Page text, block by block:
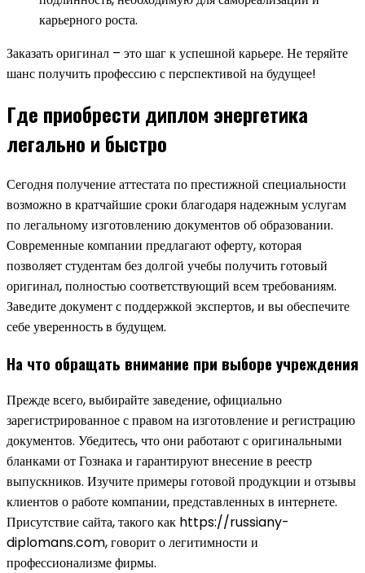
карьерного роста.
Заказать оригинал – это шаг к успешной карьере. Не теряйте
шанс получить профессию с перспективой на будущее!
Где приобрести диплом энергетика
легально и быстро
Сегодня получение аттестата по престижной специальности
возможно в кратчайшие сроки благодаря надежным услугам
по легальному изготовлению документов об образовании.
Современные компании предлагают оферту, которая
позволяет студентам без долгой учебы получить готовый
оригинал, полностью соответствующий всем требованиям.
Заведите документ с поддержкой экспертов, и вы обеспечите
себе уверенность в будущем.
На что обращать внимание при выборе учреждения
Прежде всего, выбирайте заведение, официально
зарегистрированное с правом на изготовление и регистрацию
документов. Убедитесь, что они работают с оригинальными
бланками от Гознака и гарантируют внесение в реестр
выпускников. Изучите примеры готовой продукции и отзывы
клиентов о работе компании, представленных в интернете.
Присутствие сайта, такого как https://russiany-
diplomans.com, говорит о легитимности и
профессионализме фирмы.